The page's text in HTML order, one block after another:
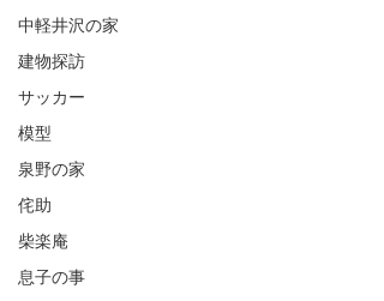
中軽井沢の家
建物探訪
サッカー
模型
泉野の家
侘助
柴楽庵
息子の事